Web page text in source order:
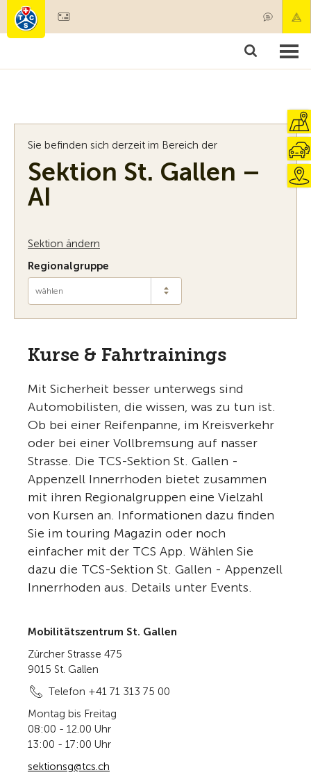
Mitgliedschaft & Leistungen
Sie befinden sich derzeit im Bereich der
Sektion St. Gallen –
AI
Sektion ändern
Regionalgruppe
wählen
Kurse & Fahrtrainings
Mit Sicherheit besser unterwegs sind
Automobilisten, die wissen, was zu tun ist.
Ob bei einer Reifenpanne, im Kreisverkehr
oder bei einer Vollbremsung auf nasser
Strasse. Die TCS-Sektion St. Gallen -
Appenzell Innerrhoden bietet zusammen
mit ihren Regionalgruppen eine Vielzahl
von Kursen an. Informationen dazu finden
Sie im touring Magazin oder noch
einfacher mit der TCS App. Wählen Sie
dazu die TCS-Sektion St. Gallen - Appenzell
Innerrhoden aus. Details unter Events.
Mobilitätszentrum St. Gallen
Zürcher Strasse 475
9015 St. Gallen
Telefon +41 71 313 75 00
Montag bis Freitag
08:00 - 12.00 Uhr
13:00 - 17:00 Uhr
sektionsg@tcs.ch